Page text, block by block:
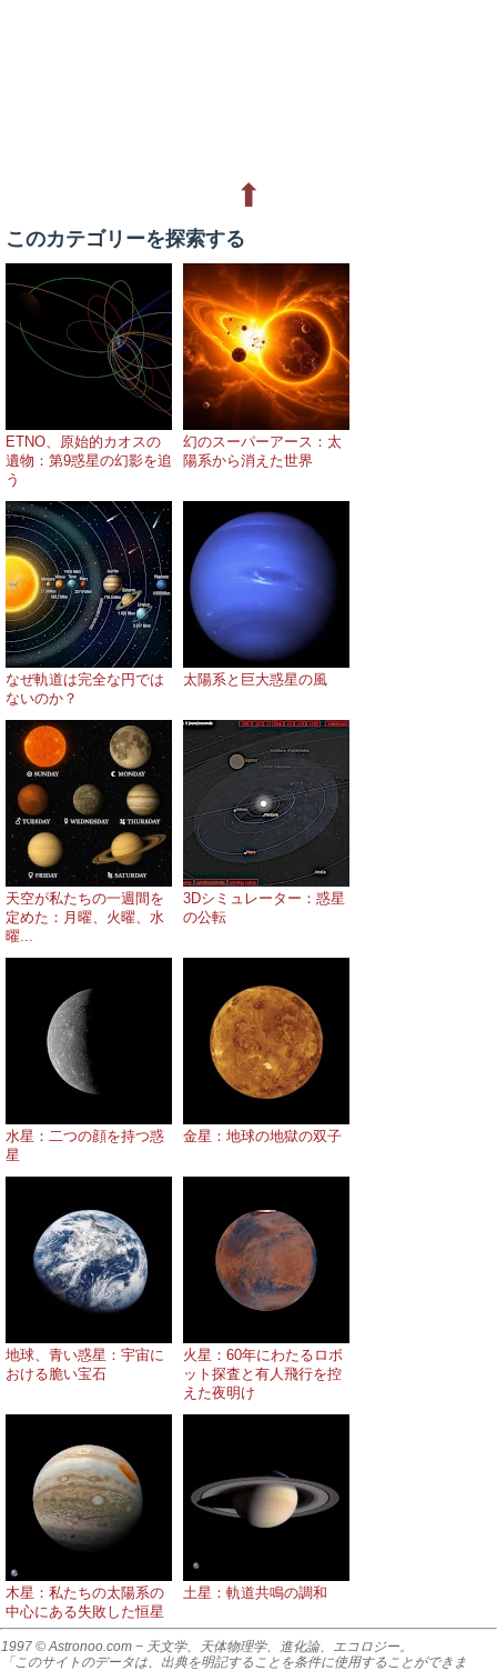
⬆
このカテゴリーを探索する
ETNO、原始的カオスの
遺物：第9惑星の幻影を追
う
幻のスーパーアース：太
陽系から消えた世界
なぜ軌道は完全な円では
ないのか？
太陽系と巨大惑星の風
天空が私たちの一週間を
定めた：月曜、火曜、水
曜...
3Dシミュレーター：惑星
の公転
水星：二つの顔を持つ惑
星
金星：地球の地獄の双子
地球、青い惑星：宇宙に
おける脆い宝石
火星：60年にわたるロボ
ット探査と有人飛行を控
えた夜明け
木星：私たちの太陽系の
中心にある失敗した恒星
土星：軌道共鳴の調和
1997 © Astronoo.com − 天文学、天体物理学、進化論、エコロジー。
「このサイトのデータは、出典を明記することを条件に使用することができま